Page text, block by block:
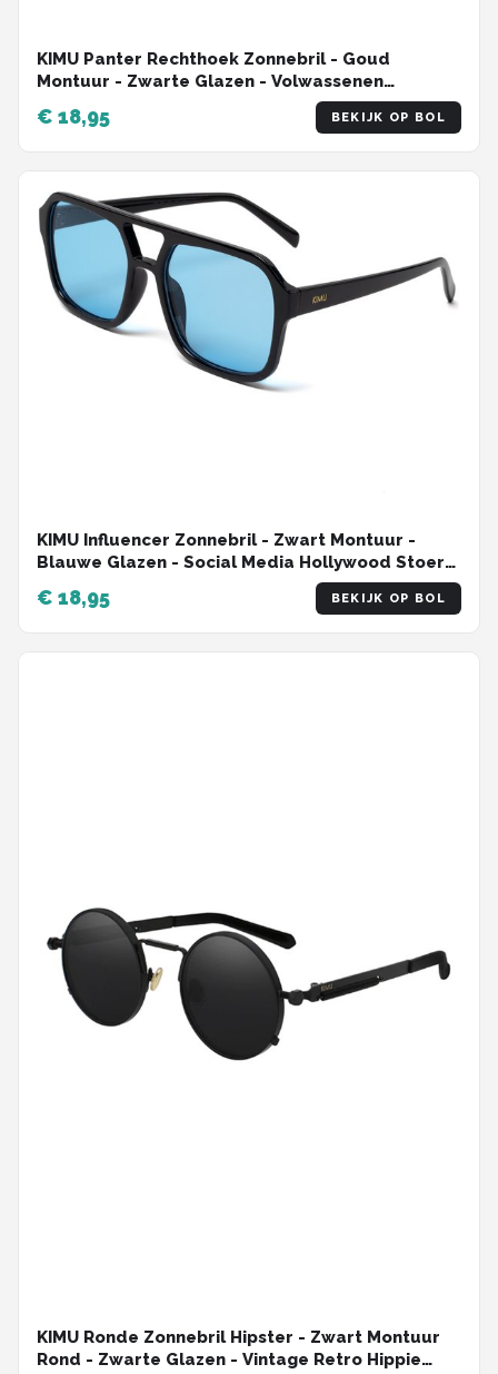
KIMU Panter Rechthoek Zonnebril - Goud
Montuur - Zwarte Glazen - Volwassenen
Kunststof Luxe Luipaard Cheetah Mode Miljonair
Rijkdom Carnaval
€ 18,95 BEKIJK OP BOL
KIMU Influencer Zonnebril - Zwart Montuur -
Blauwe Glazen - Social Media Hollywood Stoer
Retro Hip Avator Trendsetter Celebrity
Pilotenbril Carnaval
€ 18,95 BEKIJK OP BOL
KIMU Ronde Zonnebril Hipster - Zwart Montuur
Rond - Zwarte Glazen - Vintage Retro Hippie